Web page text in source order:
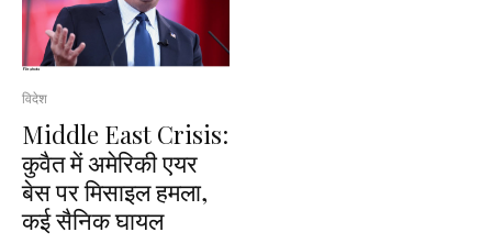
विदेश
Middle East Crisis:
कुवैत में अमेरिकी एयर
बेस पर मिसाइल हमला,
कई सैनिक घायल